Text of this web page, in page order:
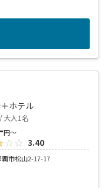
ホテル
大人1名
円～
3.40
市松山2-17-17